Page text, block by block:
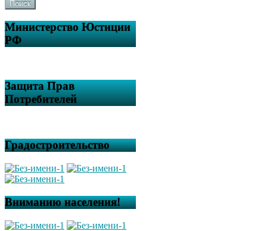
Поиск
Министерство Юстиции
РФ
Защита Прав
Потребителей
Градостроительство
Вниманию населения!